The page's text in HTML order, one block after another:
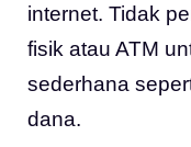
internet. Tidak
fisik atau ATM
sederhana
dana.